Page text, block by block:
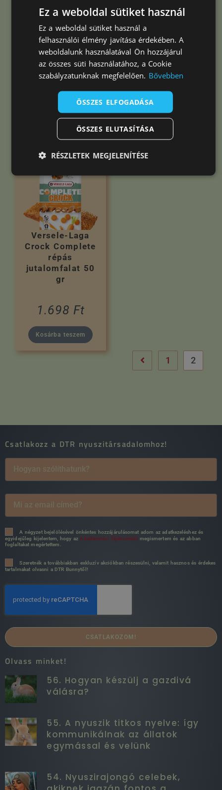
Versele-Laga
Gyógynövényes
jutalomfalat
50gr
Kosárba teszem
Versele-Laga
Piros bogyós
jutalomfalat 50
gr
Kosárba teszem
Versele-Laga
Crock Complete
répás
jutalomfalat 50
gr
1.698 Ft
Kosárba teszem
1 2
Csatlakozz a DTR nyuszitársadalomhoz!
A négyzet bejelölésével önkéntes hozzájárulásomat adom az adatkezeléshez és
egyidejűleg kijelentem, hogy az Adatkezelési Tájékoztatót megismertem és az abban
foglaltakat megértettem.
Szeretnék a továbbiakban exkluzív akciókban részesülni, valamit hasznos és érdekes
tartalmakat olvasni a DTR Bunnytől!
CSATLAKOZOM!
Olvass minket!
56. Hogyan készülj a gazdivá
válásra?
55. A nyuszik titkos nyelve: így
kommunikálnak az állatok
egymással és velünk
54. Nyuszirajongó celebek,
Ez a weboldal sütiket használ
Ez a weboldal sütiket használ a
felhasználói élmény javítása érdekében. A
weboldalunk használatával Ön hozzájárul
az összes süti használatához, a Cookie
szabályzatunknak megfelelően. Bővebben
ÖSSZES ELFOGADÁSA
ÖSSZES ELUTASÍTÁSA
RÉSZLETEK MEGJELENÍTÉSE